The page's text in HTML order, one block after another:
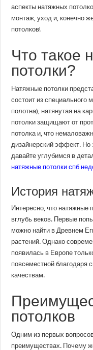
аспекты натяжных
монтаж, уход и, конечно
потолков!
Что такое
потолки?
Натяжные потолки
состоит из специального
полотна), натянутая на
потолки защищают от
потолка и, что
дизайнерский эффект. Но
давайте углубимся в
натяжные потолки спб
История
Интересно, что
вглубь веков. Первые
можно найти в Древнем
растений. Однако
появилась в Европе
повсеместной благодаря
качествам.
потолков
Одним из первых
преимуществах. Почему